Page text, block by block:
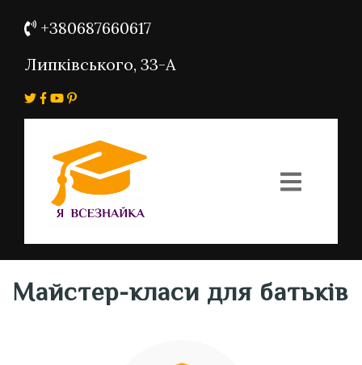
+380687660617
Липківського, 33-А
Майстер-класи для батьків